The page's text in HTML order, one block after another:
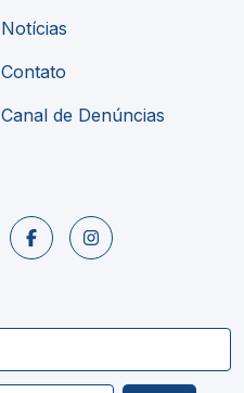
Notícias
Contato
Canal de Denúncias